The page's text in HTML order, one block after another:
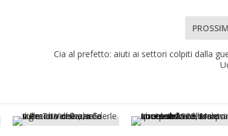
Cia al prefetto: aiuti ai settori colpiti dalla